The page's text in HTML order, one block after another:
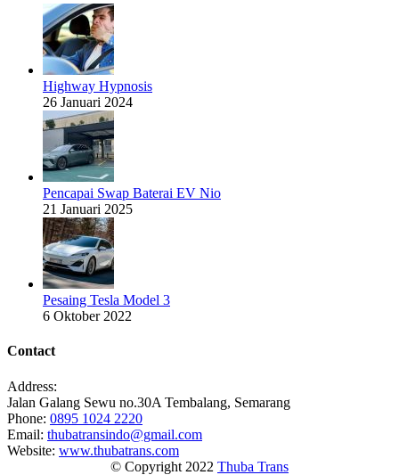
Highway Hypnosis
26 Januari 2024
Pencapai Swap Baterai EV Nio
21 Januari 2025
Pesaing Tesla Model 3
6 Oktober 2022
Contact
Address:
Jalan Galang Sewu no.30A Tembalang, Semarang
Phone: 0895 1024 2220
Email: thubatransindo@gmail.com
Website: www.thubatrans.com
© Copyright 2022 Thuba Trans